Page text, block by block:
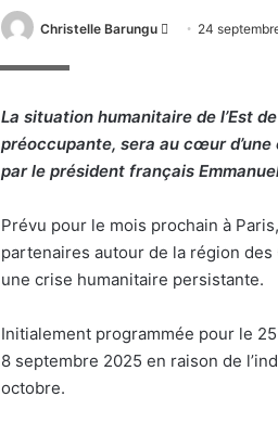
Christelle Barungu
Envoyer
24
La situation humanitaire de l’Est
préoccupante, sera au cœur
par le président français
Prévu pour le mois prochain à
partenaires autour de la région
une crise humanitaire persistante.
Initialement programmée pour le
8 septembre 2025 en raison de
octobre.